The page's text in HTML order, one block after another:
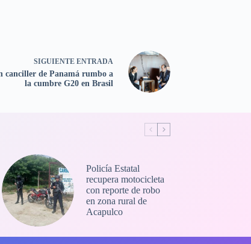
SIGUIENTE ENTRADA
canciller de Panamá rumbo a
la cumbre G20 en Brasil
Policía Estatal
recupera motocicleta
con reporte de robo
en zona rural de
Acapulco